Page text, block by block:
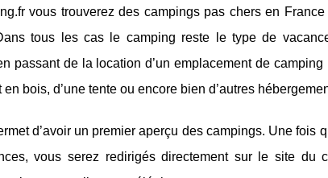
vous trouverez des campings pas chers en
tous les cas le camping reste le type de
passant de la location d’un emplacement de
en bois, d’une tente ou encore bien d’autres
d’avoir un premier aperçu des campings. Une
vous serez redirigés directement sur le site du